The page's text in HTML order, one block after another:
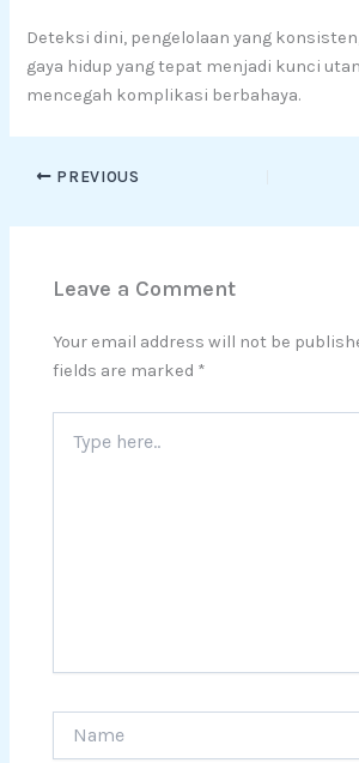
Deteksi dini, pengelolaan yang
gaya hidup yang tepat menjadi kunci
mencegah komplikasi berbahaya.
PREVIOUS
Leave a Comment
Your email address will not be
fields are marked *
here..